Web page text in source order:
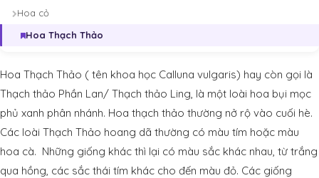
Hoa cỏ
Hoa Thạch Thảo
Hoa Thạch Thảo ( tên khoa học Calluna vulgaris) hay còn gọi là
Thạch thảo Phần Lan/ Thạch thảo Ling, là một loài hoa bụi mọc
phủ xanh phân nhánh. Hoa thạch thảo thường nở rộ vào cuối hè.
Các loài Thạch Thảo hoang dã thường có màu tím hoặc màu
hoa cà. Những giống khác thì lại có màu sắc khác nhau, từ trắng
qua hồng, các sắc thái tím khác cho đến màu đỏ. Các giống